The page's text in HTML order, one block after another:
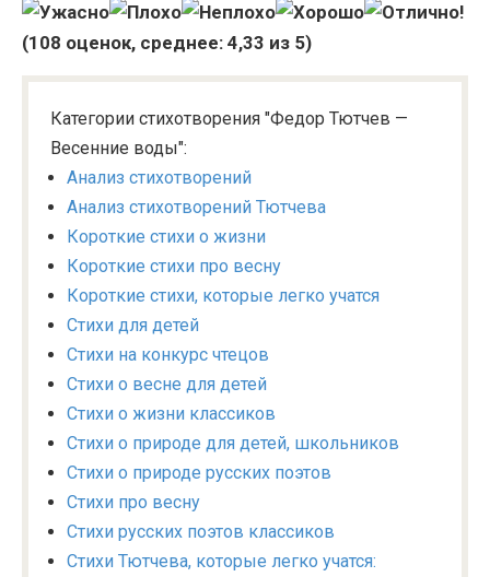
(108 оценок, среднее: 4,33 из 5)
Категории стихотворения "Федор Тютчев —
Весенние воды":
Анализ стихотворений
Анализ стихотворений Тютчева
Короткие стихи о жизни
Короткие стихи про весну
Короткие стихи, которые легко учатся
Стихи для детей
Стихи на конкурс чтецов
Стихи о весне для детей
Стихи о жизни классиков
Стихи о природе для детей, школьников
Стихи о природе русских поэтов
Стихи про весну
Стихи русских поэтов классиков
Стихи Тютчева, которые легко учатся: